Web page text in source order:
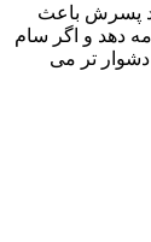
پسرش باعث
دهد و اگر سام
تر می